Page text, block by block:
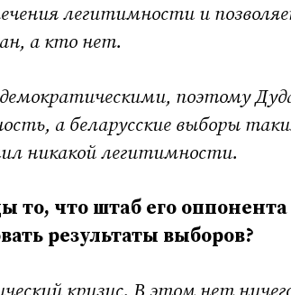
легитимности и
а кто нет.
поэтому
а беларусские выборы
никакой легитимности.
то, что штаб его оппонента
результаты выборов?